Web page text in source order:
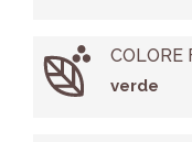
COLORE
verde